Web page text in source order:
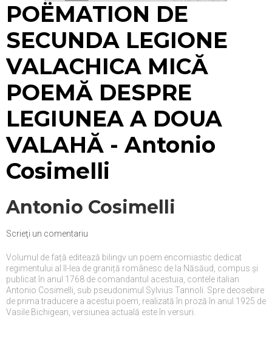
POËMATION DE
SECUNDA LEGIONE
VALACHICA MICĂ
POEMĂ DESPRE
LEGIUNEA A DOUA
VALAHĂ - Antonio
Cosimelli
Antonio Cosimelli
Scrieţi un comentariu
Volumul de față editează bilingv un poem encomiastic dedicat
regimentului al II-lea de graniță românesc de la Năsăud, compus și
publicat în anul 1768 de comandantul acestuia, contele italian
Antonio Cosimelli, sub pseudonimul Sylvius Tannoli. Spre deosebire
de prima traducere a acestui poem, realizată în proză în anul 1925 de
Vasile Bichigean, versiunea actuală este în versuri.